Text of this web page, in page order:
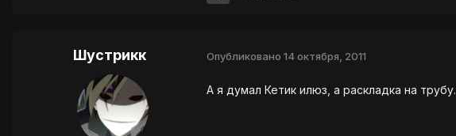
Шустрикк Опубликовано 14 октября, 2011
А я думал Кетик илюз, а раскладка на трубу.